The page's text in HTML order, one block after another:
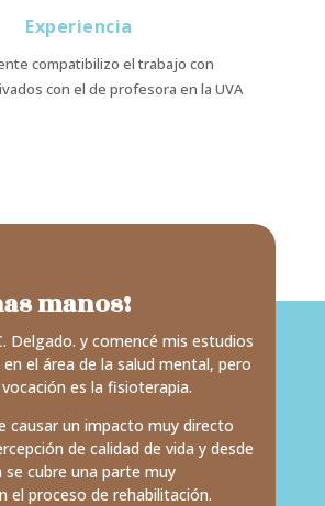
Experiencia
compatibilizo el trabajo con
con el de profesora en la UVA
manos!
Delgado. y comencé mis estudios
el área de la salud mental, pero
es la fisioterapia.
causar un impacto muy directo
de calidad de vida y desde
cubre una parte muy
el proceso de rehabilitación.